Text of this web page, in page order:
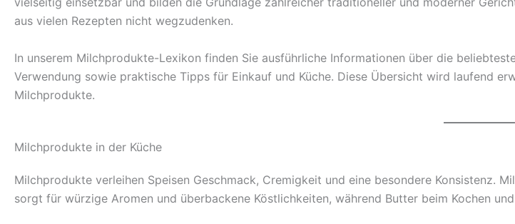
aus vielen Rezepten nicht wegzudenken.
In unserem Milchprodukte-Lexikon finden Sie ausführliche Informationen über die
Verwendung sowie praktische Tipps für Einkauf und Küche. Diese Übersicht wird laufend
Milchprodukte.
Milchprodukte in der Küche
Milchprodukte verleihen Speisen Geschmack, Cremigkeit und eine besondere Konsistenz.
sorgt für würzige Aromen und überbackene Köstlichkeiten, während Butter beim Kochen